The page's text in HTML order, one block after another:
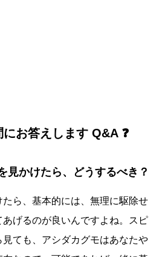
お答えします Q&A ❓
見かけたら、どうするべき？
ら、基本的には、無理に駆除せ
げるのが良いんですよね。スピ
見ても、アシダカグモはあなたや